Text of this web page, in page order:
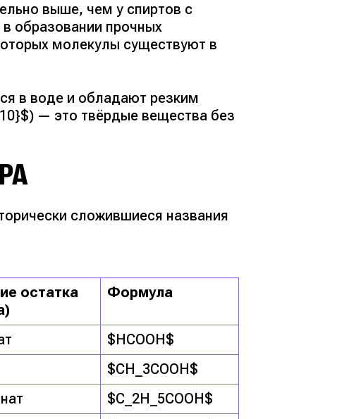
выше, чем у спиртов с
образовании прочных
молекулы существуют в
в воде и обладают резким
— это твёрдые вещества без
сложившиеся названия
остатка
Формула
$HCOOH$
$CH_3COOH$
$C_2H_5COOH$